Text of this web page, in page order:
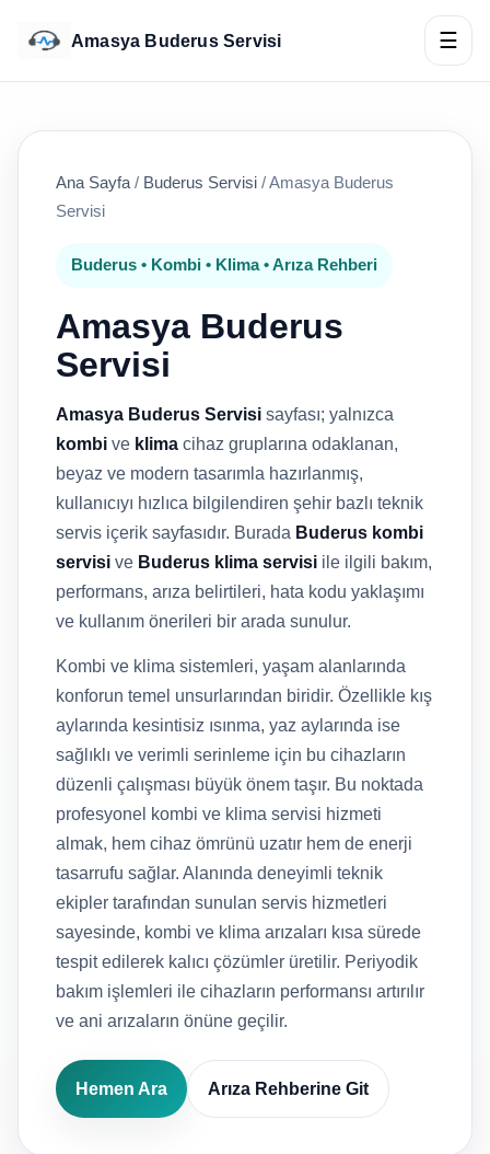
Amasya Buderus Servisi ☰
Ana Sayfa / Buderus Servisi /Amasya Buderus
Servisi
Buderus • Kombi • Klima • Arıza Rehberi
Amasya Buderus
Servisi
Amasya Buderus Servisi sayfası; yalnızca
kombi ve klima cihaz gruplarına odaklanan,
beyaz ve modern tasarımla hazırlanmış,
kullanıcıyı hızlıca bilgilendiren şehir bazlı teknik
servis içerik sayfasıdır. Burada Buderus kombi
servisi ve Buderus klima servisi ile ilgili bakım,
performans, arıza belirtileri, hata kodu yaklaşımı
ve kullanım önerileri bir arada sunulur.
Kombi ve klima sistemleri, yaşam alanlarında
konforun temel unsurlarından biridir. Özellikle kış
aylarında kesintisiz ısınma, yaz aylarında ise
sağlıklı ve verimli serinleme için bu cihazların
düzenli çalışması büyük önem taşır. Bu noktada
profesyonel kombi ve klima servisi hizmeti
almak, hem cihaz ömrünü uzatır hem de enerji
tasarrufu sağlar. Alanında deneyimli teknik
ekipler tarafından sunulan servis hizmetleri
sayesinde, kombi ve klima arızaları kısa sürede
tespit edilerek kalıcı çözümler üretilir. Periyodik
bakım işlemleri ile cihazların performansı artırılır
ve ani arızaların önüne geçilir.
Hemen Ara Arıza Rehberine Git